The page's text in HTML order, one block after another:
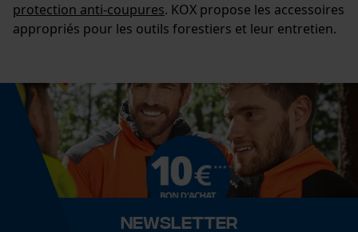
protection anti-coupures. KOX propose les accessoires
appropriés pour les outils forestiers et leur entretien.
Newsletter